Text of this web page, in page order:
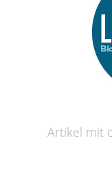
Artikel mit